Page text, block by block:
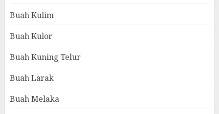
Buah Kulim
Buah Kulor
Buah Kuning Telur
Buah Larak
Buah Melaka